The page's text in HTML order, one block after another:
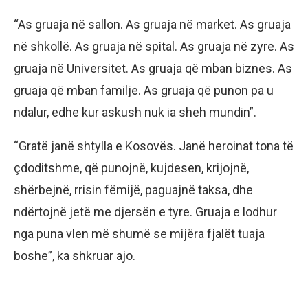
“As gruaja në sallon. As gruaja në market. As gruaja
në shkollë. As gruaja në spital. As gruaja në zyre. As
gruaja në Universitet. As gruaja që mban biznes. As
gruaja që mban familje. As gruaja që punon pa u
ndalur, edhe kur askush nuk ia sheh mundin”.
“Gratë janë shtylla e Kosovës. Janë heroinat tona të
çdoditshme, që punojnë, kujdesen, krijojnë,
shërbejnë, rrisin fëmijë, paguajnë taksa, dhe
ndërtojnë jetë me djersën e tyre. Gruaja e lodhur
nga puna vlen më shumë se mijëra fjalët tuaja
boshe”, ka shkruar ajo.